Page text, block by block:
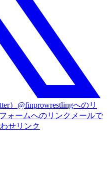
）@finprowrestlingへのリ
ォームへのリンク メールで
せリンク